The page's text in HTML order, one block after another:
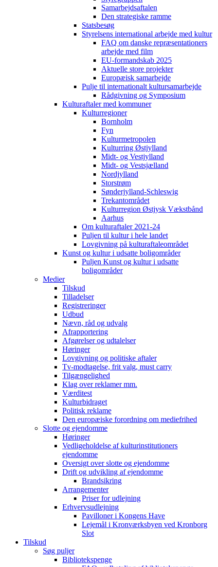
Samarbejdsaftalen
Den strategiske ramme
Statsbesøg
Styrelsens international arbejde med kultur
FAQ om danske repræsentationers
arbejde med film
EU-formandskab 2025
Aktuelle store projekter
Europæisk samarbejde
Pulje til internationalt kultursamarbejde
Rådgivning og Symposium
Kulturaftaler med kommuner
Kulturregioner
Bornholm
Fyn
Kulturmetropolen
Kulturring Østjylland
Midt- og Vestjylland
Midt- og Vestsjælland
Nordjylland
Storstrøm
Sønderjylland-Schleswig
Trekantområdet
Kulturregion Østjysk Vækstbånd
Aarhus
Om kulturaftaler 2021-24
Puljen til kultur i hele landet
Lovgivning på kulturaftaleområdet
Kunst og kultur i udsatte boligområder
Puljen Kunst og kultur i udsatte
boligområder
Medier
Tilskud
Tilladelser
Registreringer
Udbud
Nævn, råd og udvalg
Afrapportering
Afgørelser og udtalelser
Høringer
Lovgivning og politiske aftaler
Tv-modtagelse, frit valg, must carry
Tilgængelighed
Klag over reklamer mm.
Værditest
Kulturbidraget
Politisk reklame
Den europæiske forordning om mediefrihed
Slotte og ejendomme
Høringer
Vedligeholdelse af kulturinstitutioners
ejendomme
Oversigt over slotte og ejendomme
Drift og udvikling af ejendomme
Brandsikring
Arrangementer
Priser for udlejning
Erhvervsudlejning
Pavilloner i Kongens Have
Lejemål i Kronværksbyen ved Kronborg
Slot
Tilskud
Søg puljer
Bibliotekspenge